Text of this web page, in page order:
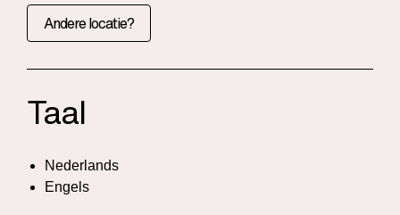
Andere locatie?
Taal
Nederlands
Engels